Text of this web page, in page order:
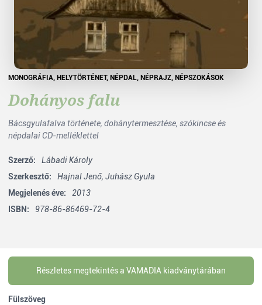
MONOGRÁFIA, HELYTÖRTÉNET, NÉPDAL, NÉPRAJZ, NÉPSZOKÁSOK
Dohányos falu
Bácsgyulafalva története, dohánytermesztése, szókincse és
népdalai CD-melléklettel
Szerző:
Lábadi Károly
Szerkesztő:
Hajnal Jenő, Juhász Gyula
Megjelenés éve:
2013
ISBN:
978-86-86469-72-4
Részletes megtekintés a VAMADIA kiadványtárában
Fülszöveg